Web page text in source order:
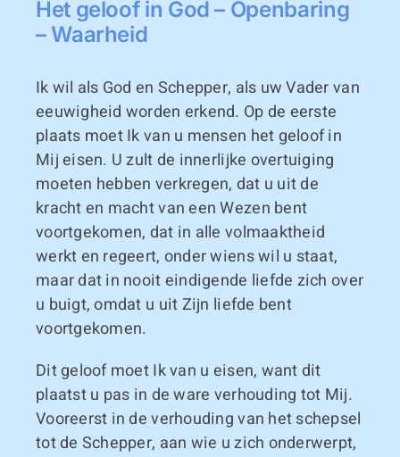
Het geloof in God – Openbaring
– Waarheid
Ik wil als God en Schepper, als uw Vader van
eeuwigheid worden erkend. Op de eerste
plaats moet Ik van u mensen het geloof in
Mij eisen. U zult de innerlijke overtuiging
moeten hebben verkregen, dat u uit de
kracht en macht van een Wezen bent
voortgekomen, dat in alle volmaaktheid
werkt en regeert, onder wiens wil u staat,
maar dat in nooit eindigende liefde zich over
u buigt, omdat u uit Zijn liefde bent
voortgekomen.
Dit geloof moet Ik van u eisen, want dit
plaatst u pas in de ware verhouding tot Mij.
Vooreerst in de verhouding van het schepsel
tot de Schepper, aan wie u zich onderwerpt,